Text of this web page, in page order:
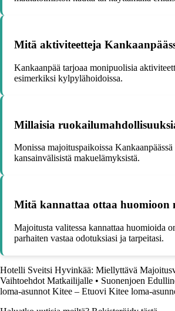
Mitä aktiviteetteja
Kankaanpää tarjoaa monipuolisia
esimerkiksi kylpylähoidoissa.
Millaisia
Monissa majoituspaikoissa
kansainvälisistä makuelämyksistä.
Mitä kannattaa ottaa huomioon
Majoitusta valitessa kannattaa huomioida
parhaiten vastaa odotuksiasi ja tarpeitasi.
Hotelli Sveitsi Hyvinkää: Miellyttävä
Vaihtoehdot Matkailijalle • Suonenjoen
loma-asunnot Kitee – Etuovi Kitee loma-